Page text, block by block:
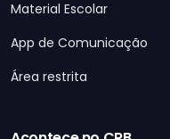
Material Escolar
App de Comunicação
Área restrita